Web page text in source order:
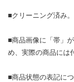
■クリーニング済み。
■商品画像に「帯」
め、実際の商品には
■商品状態の表記に